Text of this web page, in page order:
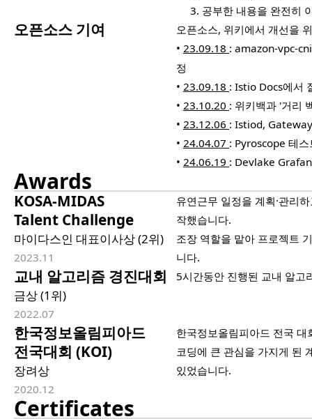
3. 공부한 내용을 완전히
오픈소스 기여
오픈소스, 위키에서 개선을
• 23.09.18 : amazon-vpc-
정
• 23.09.18 : Istio Docs에서
• 23.10.20 : 위키백과 '거리
• 23.12.06 : Istiod,
• 24.04.07 : Pyroscope 테
• 24.06.19 : Devlake
Awards
KOSA-MIDAS
Talent Challenge
마이다스인 대표이사상 (2위)
2023.11
유연근무 일정을 계획·관리
작했습니다.
조장 역할을 맡아 프로젝트
니다.
교내 알고리즘 경진대회
금상 (1위)
2022.07
5시간동안 진행된 교내 알고
한국정보올림피아드
전국대회 (KOI)
장려상
2020.12
한국정보올림피아드 전국
코딩에 큰 관심을 가지게 된
있었습니다.
Certificates